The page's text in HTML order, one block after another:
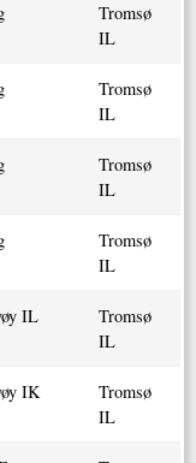
Tromsø
IL
Tromsø
IL
Tromsø
IL
Tromsø
IL
IL
Tromsø
IL
IK
Tromsø
IL